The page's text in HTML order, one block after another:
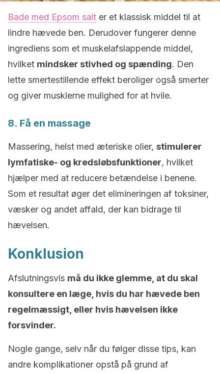
Bade med Epsom salt er et klassisk middel til at
lindre hævede ben. Derudover fungerer denne
ingrediens som et muskelafslappende middel,
hvilket mindsker stivhed og spænding. Den
lette smertestillende effekt beroliger også smerter
og giver musklerne mulighed for at hvile.
8. Få en massage
Massering, helst med æteriske olier, stimulerer
lymfatiske- og kredsløbsfunktioner, hvilket
hjælper med at reducere betændelse i benene.
Som et resultat øger det elimineringen af toksiner,
væsker og andet affald, der kan bidrage til
hævelsen.
Konklusion
Afslutningsvis må du ikke glemme, at du skal
konsultere en læge, hvis du har hævede ben
regelmæssigt, eller hvis hævelsen ikke
forsvinder.
Nogle gange, selv når du følger disse tips, kan
andre komplikationer opstå på grund af